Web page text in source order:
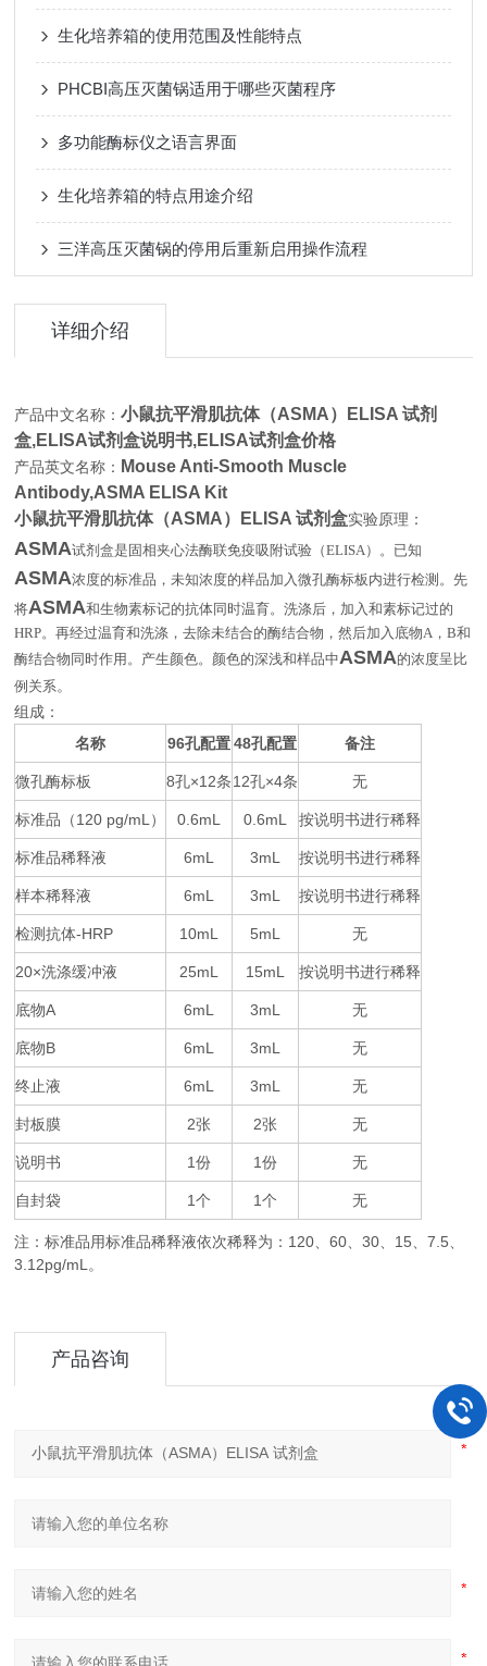
生化培养箱的使用范围及性能特点
PHCBI高压灭菌锅适用于哪些灭菌程序
多功能酶标仪之语言界面
生化培养箱的特点用途介绍
三洋高压灭菌锅的停用后重新启用操作流程
详细介绍
产品中文名称：小鼠抗平滑肌抗体（ASMA）ELISA 试剂
盒,ELISA试剂盒说明书,ELISA试剂盒价格
产品英文名称： Mouse Anti-Smooth Muscle
Antibody,ASMA ELISA Kit
小鼠抗平滑肌抗体（ASMA）ELISA 试剂盒实验原理：
ASMA试剂盒是固相夹心法酶联免疫吸附试验（ELISA）。已知
ASMA浓度的标准品，未知浓度的样品加入微孔酶标板内进行检测。先
将ASMA和生物素标记的抗体同时温育。洗涤后，加入和素标记过的
HRP。再经过温育和洗涤，去除未结合的酶结合物，然后加入底物A ，B和
酶结合物同时作用。产生颜色。颜色的深浅和样品中ASMA的浓度呈比
例关系。
组成：
名称
96孔配置 48孔配置 备注
微孔酶标板 8孔×12条 12孔×4条 无
标准品（120 pg/mL ） 0.6mL 0.6mL 按说明书进行稀释
标准品稀释液 6mL 3mL 按说明书进行稀释
样本稀释液 6mL 3mL 按说明书进行稀释
检测抗体-HRP 10mL 5mL 无
20×洗涤缓冲液 25mL 15mL 按说明书进行稀释
底物A 6mL 3mL 无
底物B 6mL 3mL 无
终止液 6mL 3mL 无
封板膜 2张 2张 无
说明书 1份 1份 无
自封袋 1个 1个 无
注：标准品用标准品稀释液依次稀释为： 120、60、30、 15、7.5、
3.12pg/mL。
产品咨询